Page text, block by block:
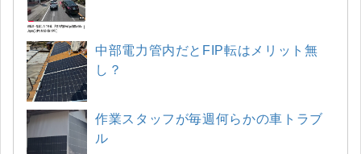
中部電力管内だとFIP転はメリット無
し？
作業スタッフが毎週何らかの車トラブ
ル